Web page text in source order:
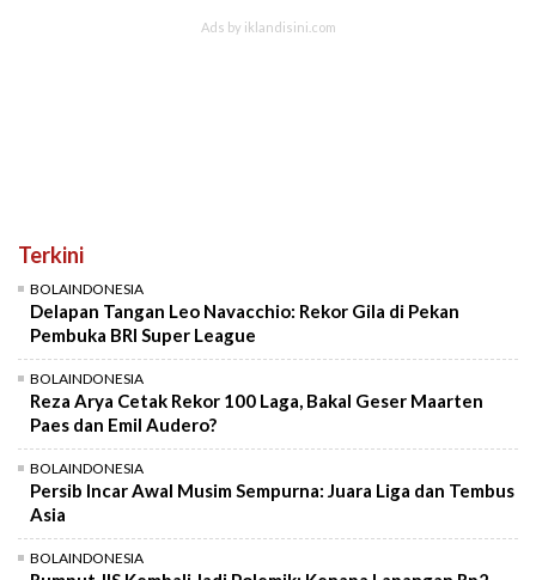
Terkini
BOLAINDONESIA
Delapan Tangan Leo Navacchio: Rekor Gila di Pekan
Pembuka BRI Super League
BOLAINDONESIA
Reza Arya Cetak Rekor 100 Laga, Bakal Geser Maarten
Paes dan Emil Audero?
BOLAINDONESIA
Persib Incar Awal Musim Sempurna: Juara Liga dan Tembus
Asia
BOLAINDONESIA